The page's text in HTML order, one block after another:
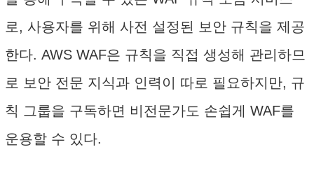
로, 사용자를 위해 사전 설정된 보안 규칙을 제공
한다. AWS WAF은 규칙을 직접 생성해 관리하므
로 보안 전문 지식과 인력이 따로 필요하지만, 규
칙 그룹을 구독하면 비전문가도 손쉽게 WAF를
운용할 수 있다.